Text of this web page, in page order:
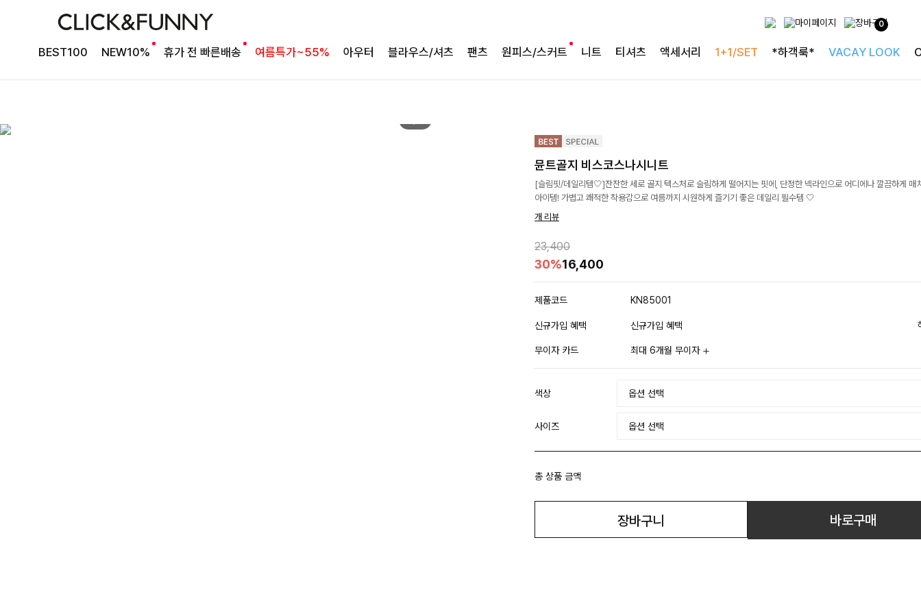
0
BEST100 NEW10% 휴가 전 빠른배송 여름특가~55% 아우터 블라우스/셔츠 팬츠 원피스/스커트 니트 티셔츠 액세서리 1+1/SET *하객룩* VACAY LOOK
뮨트골지 비스코스나시니트
[슬림핏/데일리템🤍]잔잔한 세로 골지 텍스처로 슬림하게 떨어지는 핏에, 단정한 넥라인으로 어디에나 깔끔하게 매
아이템! 가볍고 쾌적한 착용감으로 여름까지 시원하게 즐기기 좋은 데일리 필수템 🤍
개 리뷰
23,400
30%16,400
제품코드 KN85001
신규가입 혜택 신규가입 혜택
무이자 카드 최대 6개월 무이자
색상
사이즈
총 상품 금액
장바구니 바로구매